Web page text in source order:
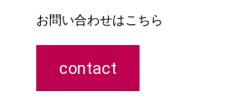
お問い合わせはこちら
contact